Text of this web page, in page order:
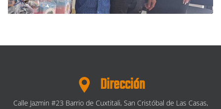
Dirección
Calle Jazmin #23 Barrio de Cuxtitali, San Cristóbal de Las Casas,